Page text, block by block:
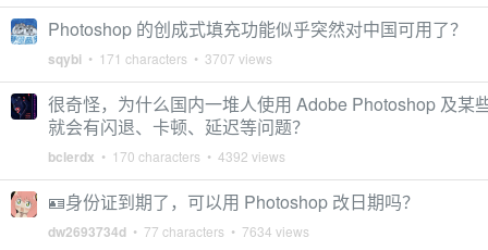
Photoshop 的创成式填充功能似乎突然对中国可用了？
sqybi • 171 characters • 3707 views
很奇怪，为什么国内一堆人使用 Adobe Photoshop 及某
就会有闪退、卡顿、延迟等问题？
bclerdx • 170 characters • 4392 views
🪪身份证到期了，可以用 Photoshop 改日期吗？
dw2693734d • 77 characters • 7634 views